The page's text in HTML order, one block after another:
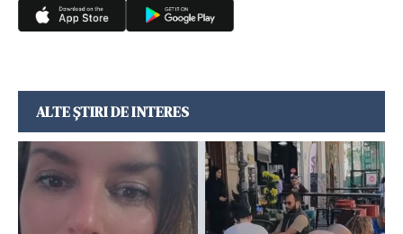
ALTE ȘTIRI DE INTERES